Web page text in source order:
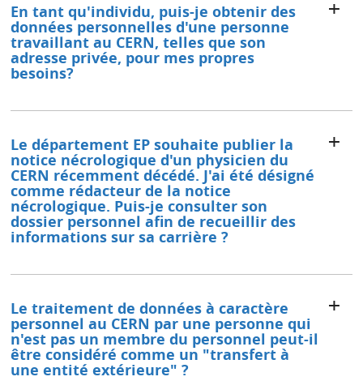
En tant qu'individu, puis-je obtenir des
données personnelles d'une personne
travaillant au CERN, telles que son
adresse privée, pour mes propres
besoins?
Le département EP souhaite publier la
notice nécrologique d'un physicien du
CERN récemment décédé. J'ai été désigné
comme rédacteur de la notice
nécrologique. Puis-je consulter son
dossier personnel afin de recueillir des
informations sur sa carrière ?
Le traitement de données à caractère
personnel au CERN par une personne qui
n'est pas un membre du personnel peut-il
être considéré comme un "transfert à
une entité extérieure" ?